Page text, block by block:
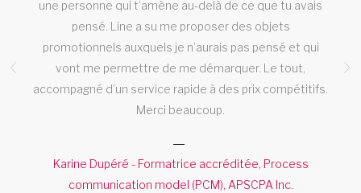
une personne qui t’amène au-delà de ce que tu avais
pensé. Line a su me proposer des objets
promotionnels auxquels je n’aurais pas pensé et qui
vont me permettre de me démarquer. Le tout,
accompagné d’un service rapide à des prix compétitifs.
Merci beaucoup.
Karine Dupéré - Formatrice accréditée, Process
communication model (PCM), APSCPA Inc.